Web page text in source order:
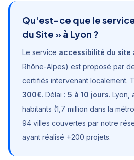
Qu'est-ce que le
du Site » à Lyon ?
Le service accessibilité du site
Rhône-Alpes) est proposé par
certifiés intervenant localement.
300€. Délai : 5 à 10 jours. Lyon
habitants (1,7 million dans la
94 villes couvertes par notre
ayant réalisé +200 projets.